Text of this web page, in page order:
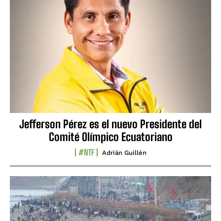
Jefferson Pérez es el nuevo Presidente del
Comité Olímpico Ecuatoriano
#NTF Adrián Guillén